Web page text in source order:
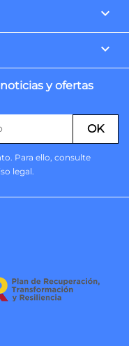


y ofertas
Para ello, consulte
legal.